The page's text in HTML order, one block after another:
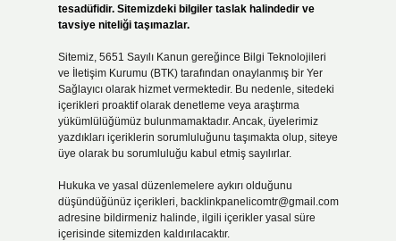
tesadüfidir. Sitemizdeki bilgiler taslak halindedir ve
tavsiye niteliği taşımazlar.
Sitemiz, 5651 Sayılı Kanun gereğince Bilgi Teknolojileri
ve İletişim Kurumu (BTK) tarafından onaylanmış bir Yer
Sağlayıcı olarak hizmet vermektedir. Bu nedenle, sitedeki
içerikleri proaktif olarak denetleme veya araştırma
yükümlülüğümüz bulunmamaktadır. Ancak, üyelerimiz
yazdıkları içeriklerin sorumluluğunu taşımakta olup, siteye
üye olarak bu sorumluluğu kabul etmiş sayılırlar.
Hukuka ve yasal düzenlemelere aykırı olduğunu
düşündüğünüz içerikleri, backlinkpanelicomtr@gmail.com
adresine bildirmeniz halinde, ilgili içerikler yasal süre
içerisinde sitemizden kaldırılacaktır.